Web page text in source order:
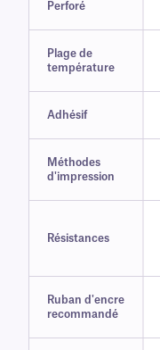
Perforé
Plage de
température
Adhésif
Méthodes
d'impression
Résistances
Ruban d'encre
recommandé